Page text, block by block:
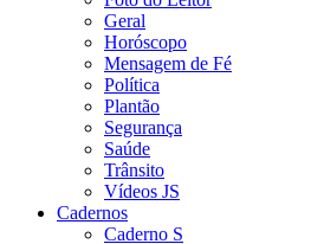
Geral
Horóscopo
Mensagem de Fé
Política
Plantão
Segurança
Saúde
Trânsito
Vídeos JS
Cadernos
Caderno S